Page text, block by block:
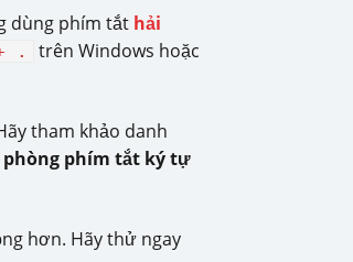
dùng phím tắt hải
. trên Windows hoặc
tham khảo danh
phòng phím tắt ký tự
hơn. Hãy thử ngay